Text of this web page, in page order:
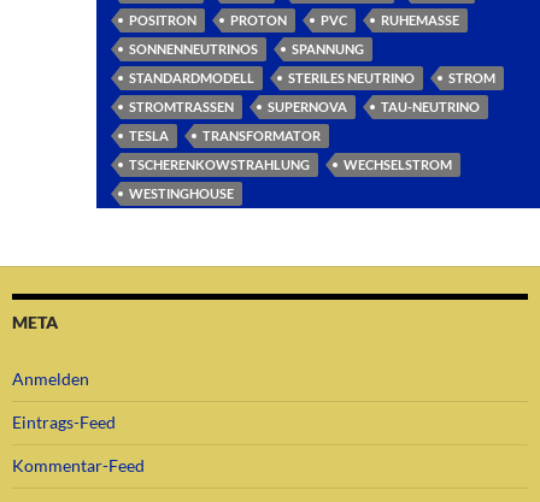
POSITRON
PROTON PVC
RUHEMASSE
SONNENNEUTRINOS
SPANNUNG
STANDARDMODELL
STERILES NEUTRINO
STROM
STROMTRASSEN
SUPERNOVA
TAU-NEUTRINO
TESLA
TRANSFORMATOR
TSCHERENKOWSTRAHLUNG
WECHSELSTROM
WESTINGHOUSE
META
Anmelden
Eintrags-Feed
Kommentar-Feed